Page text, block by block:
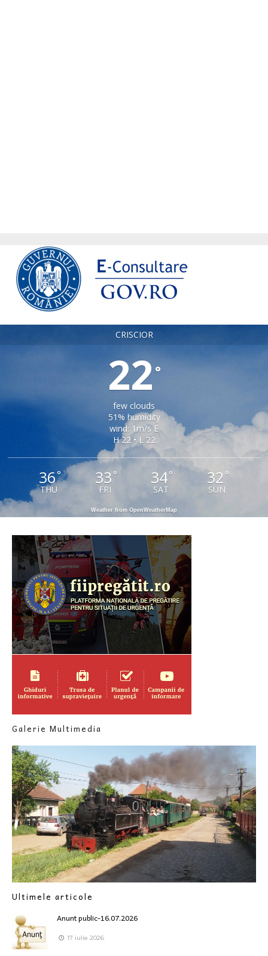
CRISCIOR
22 °
few clouds
51% humidity
wind: 1m/s E
H 22 • L 22
36°
THU
33 °
FRI
34°
SAT
32 °
SUN
Weather from OpenWeatherMap
Galerie Multimedia
Ultimele articole
Anunt public-16.07.2026
17 iulie 2026